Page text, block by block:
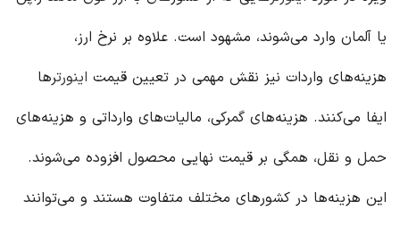
یا آلمان وارد می‌شوند، مشهود است. علاوه بر نرخ ارز،
هزینه‌های واردات نیز نقش مهمی در تعیین قیمت اینورترها
ایفا می‌کنند. هزینه‌های گمرکی، مالیات‌های وارداتی و هزینه‌های
حمل و نقل، همگی بر قیمت نهایی محصول افزوده می‌شوند.
این هزینه‌ها در کشورهای مختلف متفاوت هستند و می‌توانند